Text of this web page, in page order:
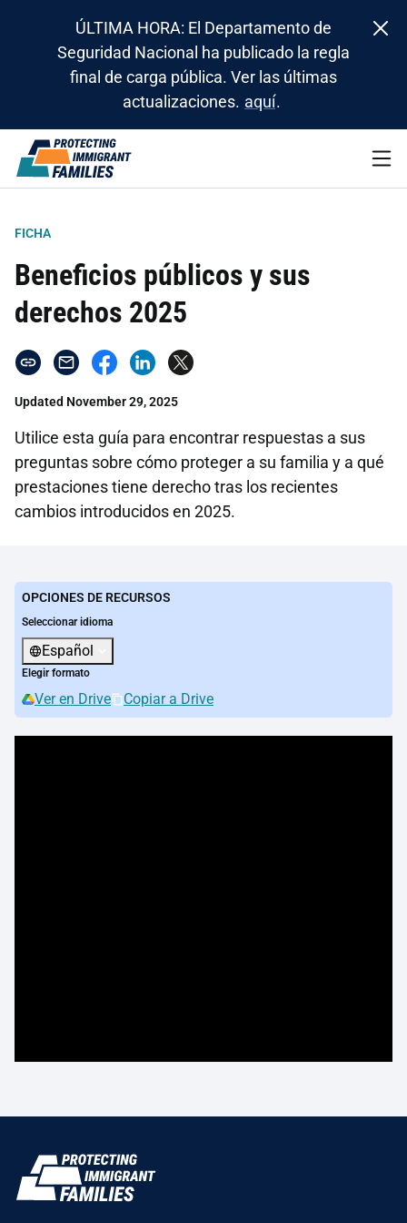
ÚLTIMA HORA: El Departamento de
Seguridad Nacional ha publicado la regla
final de carga pública. Ver las últimas
actualizaciones. aquí.
FICHA
Beneficios públicos y sus
derechos 2025
Updated November 29, 2025
Utilice esta guía para encontrar respuestas a sus
preguntas sobre cómo proteger a su familia y a qué
prestaciones tiene derecho tras los recientes
cambios introducidos en 2025.
OPCIONES DE RECURSOS
Seleccionar idioma
Español
Elegir formato
Ver en Drive Copiar a Drive